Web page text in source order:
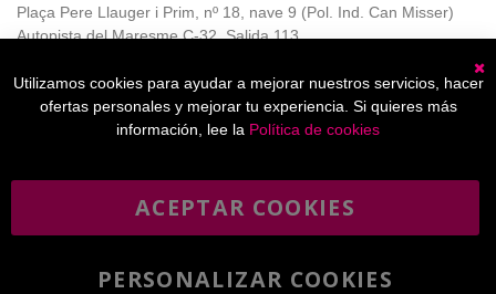
Plaça Pere Llauger i Prim, nº 18, nave 9 (Pol. Ind. Can Misser)
Autopista del Maresme C-32, Salida 113
Horario de Atención al cliente:
De lunes a jueves de 8:00 a 17:00,
Viernes de 8:00 a 15:00
informativo
He leído y acepto lapolítica de privacidad
Utilizamos cookies para ayudar a mejorar nuestros servicios, hacer
ofertas personales y mejorar tu experiencia. Si quieres más
información, lee la Política de cookies
ACEPTAR COOKIES
PERSONALIZAR COOKIES